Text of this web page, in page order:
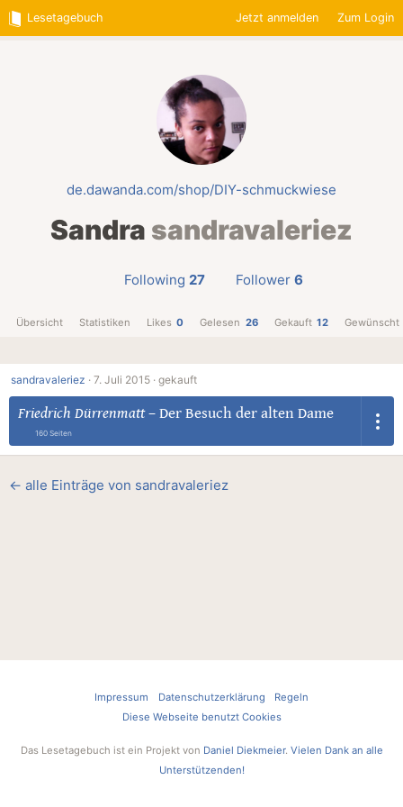
Lesetagebuch Jetzt anmelden Zum Login
de.dawanda.com/shop/DIY-schmuckwiese
Sandra sandravaleriez
Following 27 Follower 6
Übersicht Statistiken Likes 0 Gelesen 26 Gekauft 12 Gewünscht
sandravaleriez · 7. Juli 2015 · gekauft
Friedrich Dürrenmatt– Der Besuch der alten Dame
160 Seiten
← alle Einträge von sandravaleriez
Impressum Datenschutzerklärung
Regeln
Diese Webseite benutzt Cookies
Das Lesetagebuch ist ein Projekt von Daniel Diekmeier. Vielen Dank an alle
Unterstützenden!